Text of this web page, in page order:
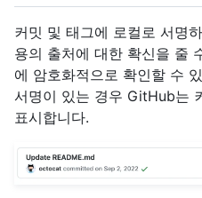
커밋 및 태그에 로컬로 서명
용의 출처에 대한 확신을 줄
에 암호화적으로 확인할 수
서명이 있는 경우 GitHub는
표시합니다.